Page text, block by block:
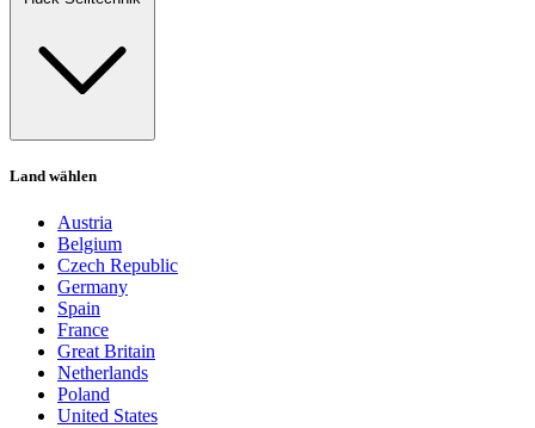
Land wählen
Austria
Belgium
Czech Republic
Germany
Spain
France
Great Britain
Netherlands
Poland
United States